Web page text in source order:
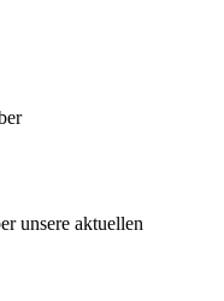
unsere aktuellen